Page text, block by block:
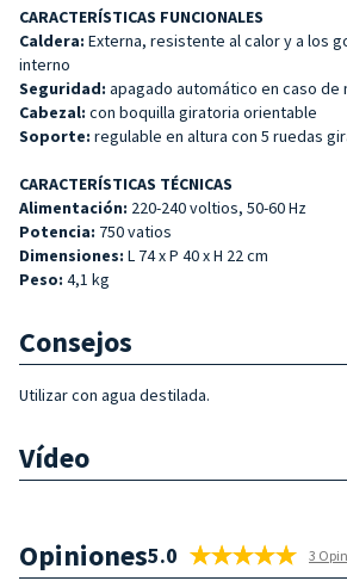
CARACTERÍSTICAS FUNCIONALES
Caldera: Externa, resistente al calor y a los
interno
Seguridad: apagado automático en caso de
Cabezal: con boquilla giratoria orientable
Soporte: regulable en altura con 5 ruedas
CARACTERÍSTICAS TÉCNICAS
Alimentación: 220-240 voltios, 50-60 Hz
Potencia: 750 vatios
Dimensiones: L 74 x P 40 x H 22 cm
Peso: 4,1 kg
Consejos
Utilizar con agua destilada.
Vídeo
Opiniones5.0 3